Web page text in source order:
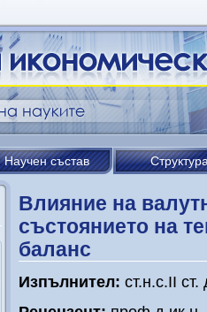
Научен състав
Влияние на
състоянието на
баланс
Изпълнител: ст.н.с.ІІ